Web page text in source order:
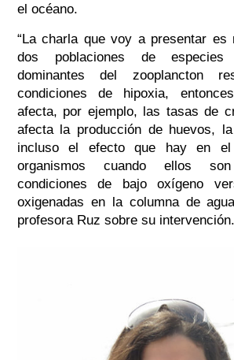
el océano.
“La charla que voy a presentar es
dos poblaciones de especies
dominantes del zooplancton
condiciones de hipoxia,
afecta, por ejemplo, las tasas de
afecta la producción de huevos,
incluso el efecto que hay en
organismos cuando ellos
condiciones de bajo oxígeno
oxigenadas en la columna de
profesora Ruz sobre su intervención.